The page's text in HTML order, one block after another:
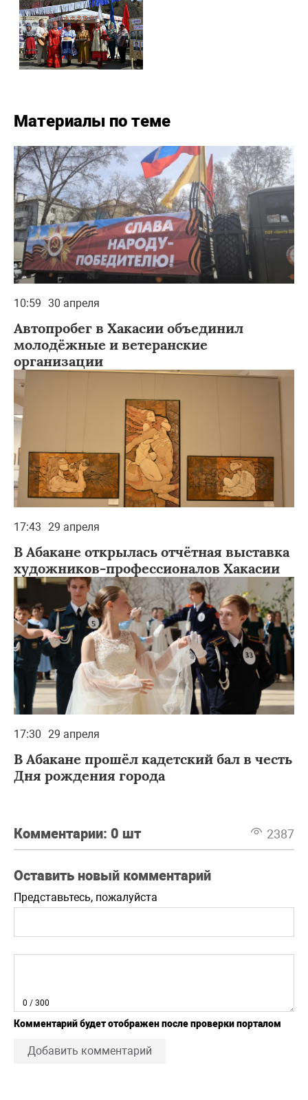
Материалы по теме
10:59 30 апреля
Автопробег в Хакасии объединил
молодёжные и ветеранские
организации
17:43 29 апреля
В Абакане открылась отчётная выставка
художников-профессионалов Хакасии
17:30 29 апреля
В Абакане прошёл кадетский бал в честь
Дня рождения города
Комментарии: 0 шт 2387
Оставить новый комментарий
Представьтесь, пожалуйста
0 / 300
Комментарий будет отображен после проверки порталом
Добавить комментарий